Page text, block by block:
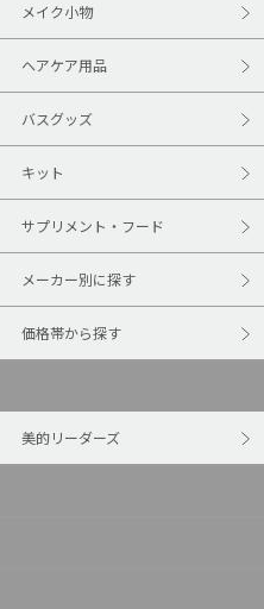
メイク小物
ヘアケア用品
バスグッズ
キット
サプリメント・フード
メーカー別に探す
価格帯から探す
美的リーダーズ